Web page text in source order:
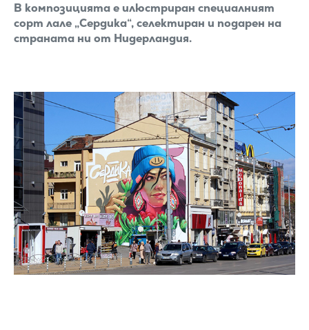
В композицията е илюстриран специалният
сорт лале „Сердика“, селектиран и подарен на
страната ни от Нидерландия.